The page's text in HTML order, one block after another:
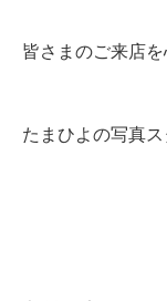
皆さまのご来店
たまひよの写真